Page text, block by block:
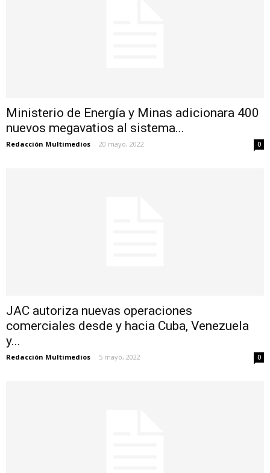
Ministerio de Energía y Minas adicionara 400
nuevos megavatios al sistema...
Redacción Multimedios - 20 mayo, 2022 0
JAC autoriza nuevas operaciones
comerciales desde y hacia Cuba, Venezuela
y...
Redacción Multimedios - 5 mayo, 2022 0